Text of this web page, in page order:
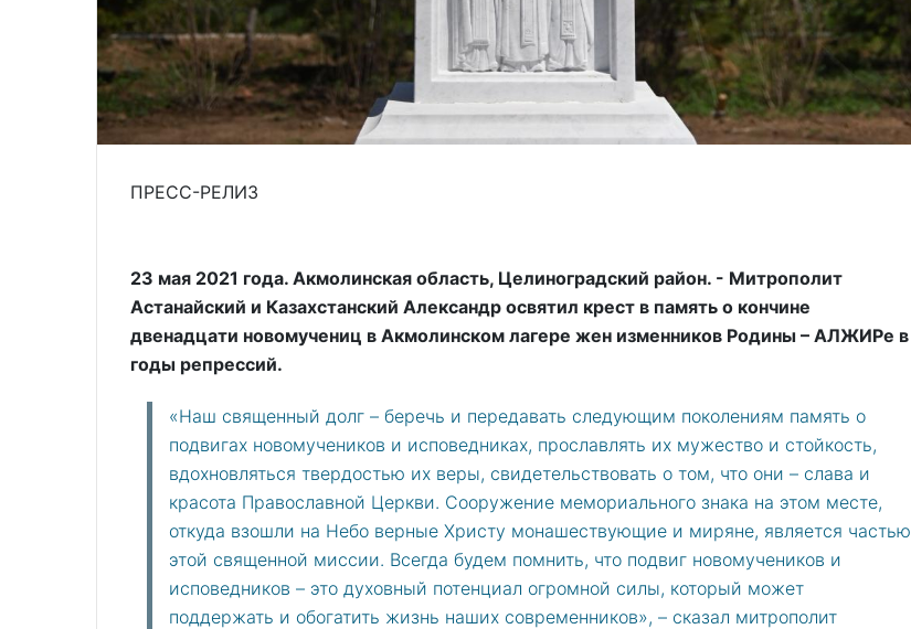
ПРЕСС-РЕЛИЗ
23 мая 2021 года. Акмолинская область, Целиноградский район. - Митрополит
Астанайский и Казахстанский Александр освятил крест в память о кончине
двенадцати новомучениц в Акмолинском лагере жен изменников Родины – АЛЖИРе в
годы репрессий.
«Наш священный долг – беречь и передавать следующим поколениям память о
подвигах новомучеников и исповедниках, прославлять их мужество и стойкость,
вдохновляться твердостью их веры, свидетельствовать о том, что они – слава и
красота Православной Церкви. Сооружение мемориального знака на этом месте,
откуда взошли на Небо верные Христу монашествующие и миряне, является частью
этой священной миссии. Всегда будем помнить, что подвиг новомучеников и
исповедников – это духовный потенциал огромной силы, который может
поддержать и обогатить жизнь наших современников», – сказал митрополит